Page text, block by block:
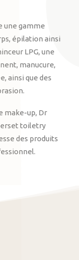
une gamme
épilation ainsi
LPG, une
manucure,
ainsi que des
make-up, Dr
toiletry
des produits